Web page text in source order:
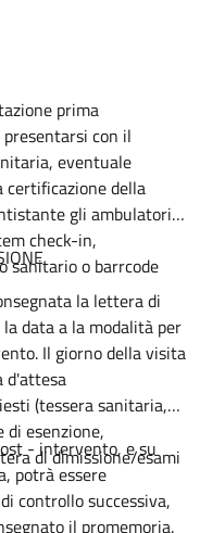
prima
con il
eventuale
della
gli ambulatori.
check-in,
sanitario o barrcode
la lettera di
data a la modalità per
Il giorno della visita
d'attesa
(tessera sanitaria,
esenzione,
di dimissione/esami
- intervento, e su
potrà essere
controllo successiva,
il promemoria.